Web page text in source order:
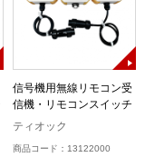
信号機用無線リモコン受
信機・リモコンスイッチ
ティオック
商品コード：13122000